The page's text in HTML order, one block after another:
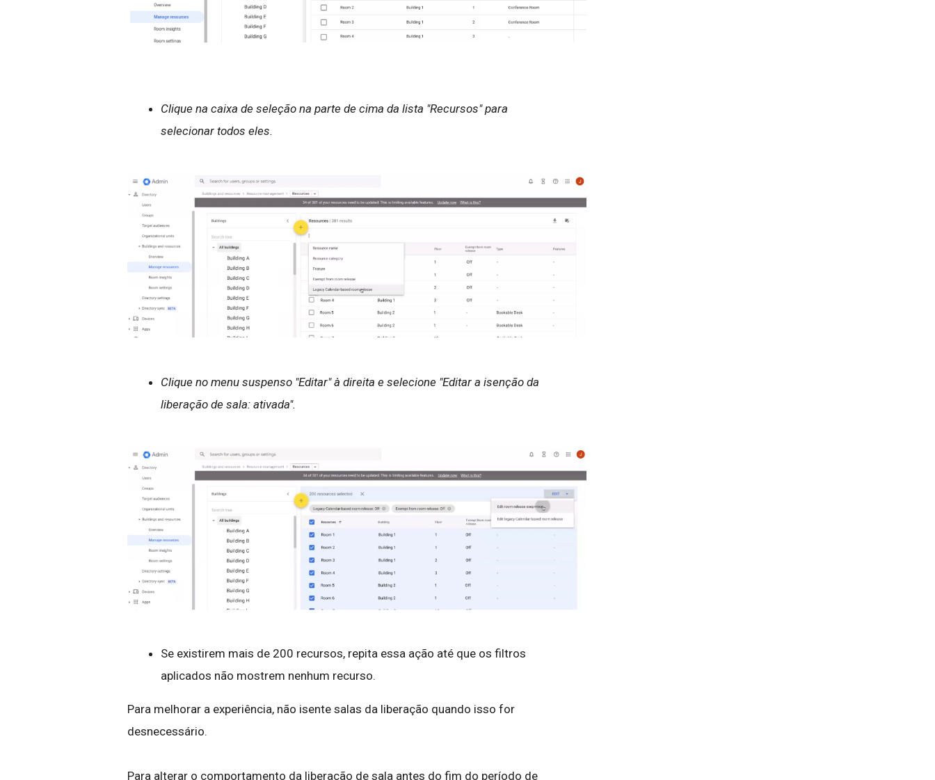
Clique na caixa de seleção na parte de cima da lista "Recursos" para
selecionar todos eles.
Clique no menu suspenso "Editar" à direita e selecione "Editar a isenção da
liberação de sala: ativada".
Se existirem mais de 200 recursos, repita essa ação até que os filtros
aplicados não mostrem nenhum recurso.
Para melhorar a experiência, não isente salas da liberação quando isso for
desnecessário.
Para alterar o comportamento da liberação de sala antes do fim do período de